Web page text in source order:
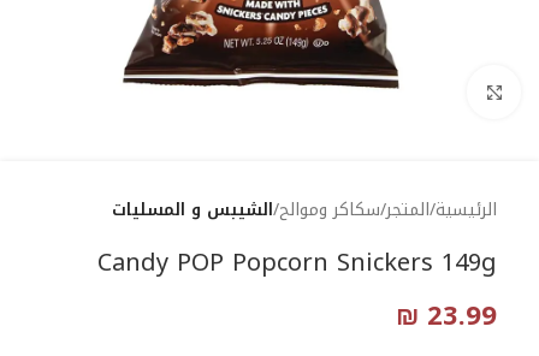
Click to enlarge
الرئيسية المتجر سكاكر وموالح الشيبس و المسليات
Candy POP Popcorn Snickers 149g
₪ 23.99